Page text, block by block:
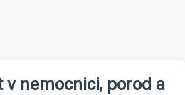
v nemocnici, porod a